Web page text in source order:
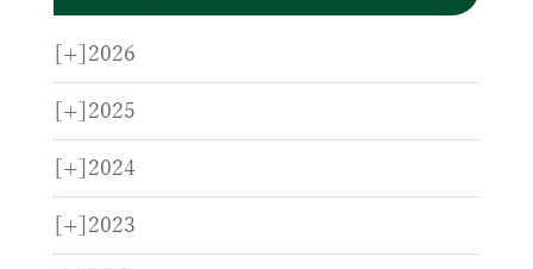
[+] 2026
[+] 2025
[+] 2024
[+] 2023